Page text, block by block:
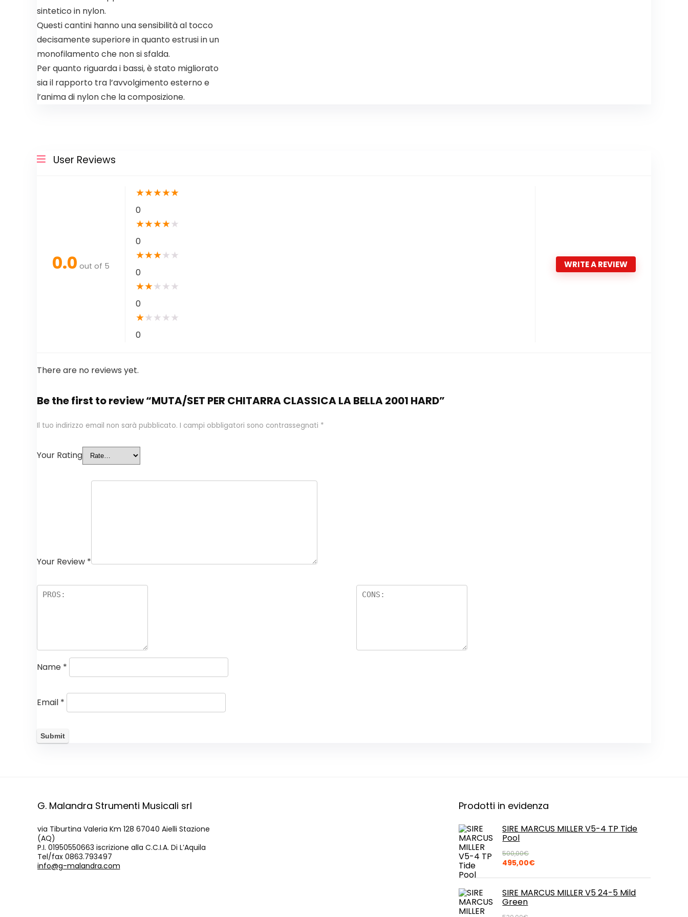
sintetico in nylon.
Questi cantini hanno una sensibilità al tocco
decisamente superiore in quanto estrusi in un
monofilamento che non si sfalda.
Per quanto riguarda i bassi, è stato migliorato
sia il rapporto tra l’avvolgimento esterno e
l’anima di nylon che la composizione.
User Reviews
0.0 out of 5
★★★★★
0
★★★★★
0
★★★★ ★
0
★★★ ★ ★
0
★★ ★ ★ ★
0
WRITE A REVIEW
There are no reviews yet.
Be the first to review “MUTA/SET PER CHITARRA CLASSICA LA BELLA 2001 HARD”
Il tuo indirizzo email non sarà pubblicato. I campi obbligatori sono contrassegnati *
Your Rating
Your Review *
Name *
Email *
G. Malandra Strumenti Musicali srl
via Tiburtina Valeria Km 128 67040 Aielli Stazione
(AQ)
P.I. 01950550663 iscrizione alla C.C.I.A. Di L’Aquila
Tel/fax 0863.793497
info@g-malandra.com
Prodotti in evidenza
SIRE MARCUS MILLER V5-4 TP Tide
Pool
500,00€
Il
originale
era:
500,00€.
495,00€Il
attuale
è:
495,00€.
SIRE MARCUS MILLER V5 24-5 Mild
Green